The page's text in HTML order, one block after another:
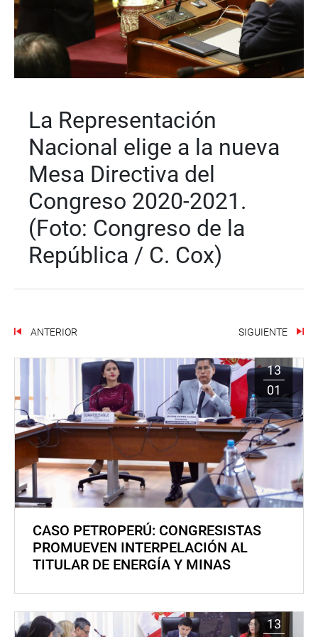
La Representación
Nacional elige a la nueva
Mesa Directiva del
Congreso 2020-2021.
(Foto: Congreso de la
República / C. Cox)
ANTERIOR SIGUIENTE
13
01
CASO PETROPERÚ: CONGRESISTAS
PROMUEVEN INTERPELACIÓN AL
TITULAR DE ENERGÍA Y MINAS
13